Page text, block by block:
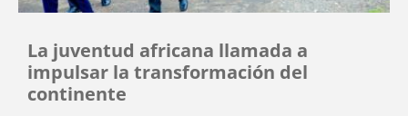
La juventud africana llamada a
impulsar la transformación del
continente